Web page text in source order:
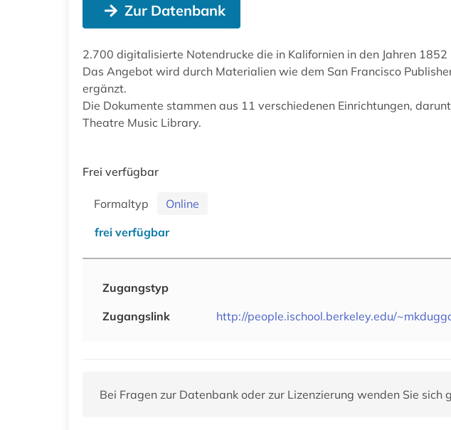
Zur Datenbank
2.700 digitalisierte Notendrucke die in Kalifornien in den Jahren
Das Angebot wird durch Materialien wie dem San Francisco
ergänzt.
Die Dokumente stammen aus 11 verschiedenen Einrichtungen,
Theatre Music Library.
Frei verfügbar
Formaltyp
Online
frei verfügbar
Zugangstyp
Zugangslink
http://people.ischool.berkeley.edu/
Bei Fragen zur Datenbank oder zur Lizenzierung wenden Sie sich